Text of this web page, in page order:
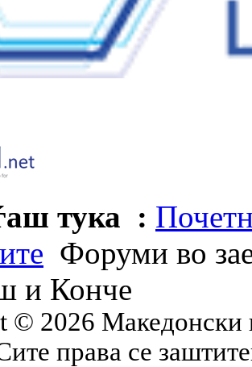
тука :
Форуми во
и Конче
© 2026 Македонски
права се